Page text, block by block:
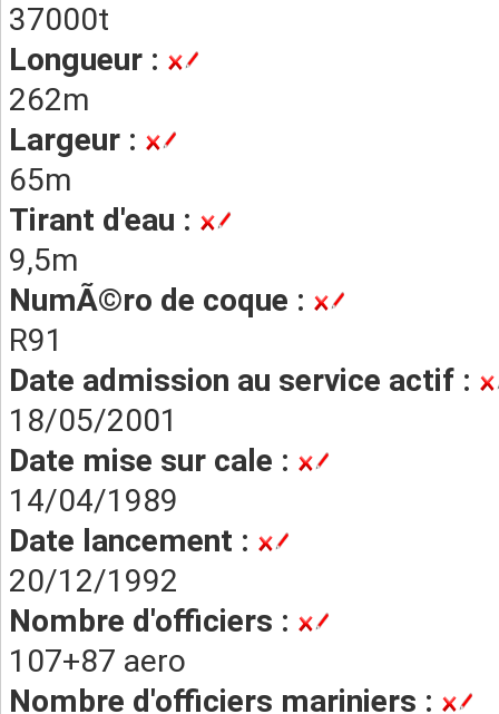
37000t
Longueur :
262m
Largeur :
65m
Tirant d'eau :
9,5m
NumÃ©ro de coque :
R91
Date admission au service actif :
18/05/2001
Date mise sur cale :
14/04/1989
Date lancement :
20/12/1992
Nombre d'officiers :
107+87 aero
Nombre d'officiers mariniers :